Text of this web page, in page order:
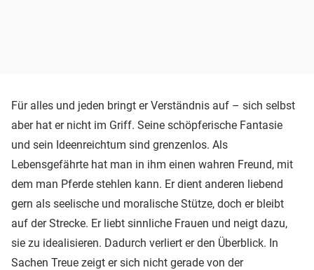
Für alles und jeden bringt er Verständnis auf – sich selbst
aber hat er nicht im Griff. Seine schöpferische Fantasie
und sein Ideenreichtum sind grenzenlos. Als
Lebensgefährte hat man in ihm einen wahren Freund, mit
dem man Pferde stehlen kann. Er dient anderen liebend
gern als seelische und moralische Stütze, doch er bleibt
auf der Strecke. Er liebt sinnliche Frauen und neigt dazu,
sie zu idealisieren. Dadurch verliert er den Überblick. In
Sachen Treue zeigt er sich nicht gerade von der